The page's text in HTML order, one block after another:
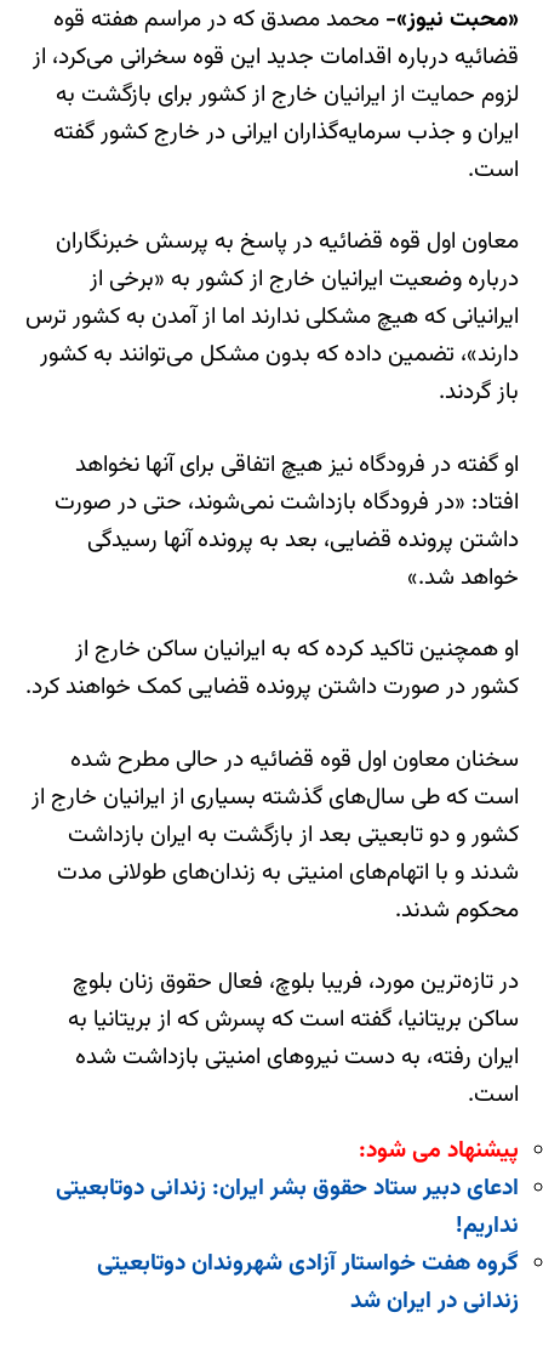
«محبت نیوز»- محمد مصدق که در مراسم هفته قوه
قضائیه درباره اقدامات جدید این قوه سخرانی می‌کرد، از
لزوم حمایت از ایرانیان خارج از کشور برای بازگشت به
ایران و جذب سرمایه‌گذاران ایرانی در خارج کشور گفته
است.
معاون اول قوه قضائیه در پاسخ به پرسش خبرنگاران
درباره وضعیت ایرانیان خارج از کشور به «برخی از
ایرانیانی که هیچ مشکلی ندارند اما از آمدن به کشور ترس
دارند»، تضمین داده که بدون مشکل می‌توانند به کشور
باز گردند.
او گفته در فرودگاه نیز هیچ اتفاقی برای آنها نخواهد
افتاد: «در فرودگاه بازداشت نمی‌شوند، حتی در صورت
داشتن پرونده قضایی، بعد به پرونده آنها رسیدگی
خواهد شد.»
او همچنین تاکید کرده که به ایرانیان ساکن خارج از
کشور در صورت داشتن پرونده قضایی کمک خواهند کرد.
سخنان معاون اول قوه قضائیه در حالی مطرح شده
است که طی سال‌های گذشته بسیاری از ایرانیان خارج از
کشور و دو تابعیتی بعد از بازگشت به ایران بازداشت
شدند و با اتهام‌های امنیتی به زندان‌های طولانی مدت
محکوم شدند.
در تازه‌ترین مورد، فریبا بلوچ، فعال حقوق زنان بلوچ
ساکن بریتانیا، گفته است که پسرش که از بریتانیا به
ایران رفته، به دست نیروهای امنیتی بازداشت شده
است.
پیشنهاد می شود:
ادعای دبیر ستاد حقوق بشر ایران: زندانی دوتابعیتی
نداریم!
گروه هفت خواستار آزادی شهروندان دوتابعیتی
زندانی در ایران شد